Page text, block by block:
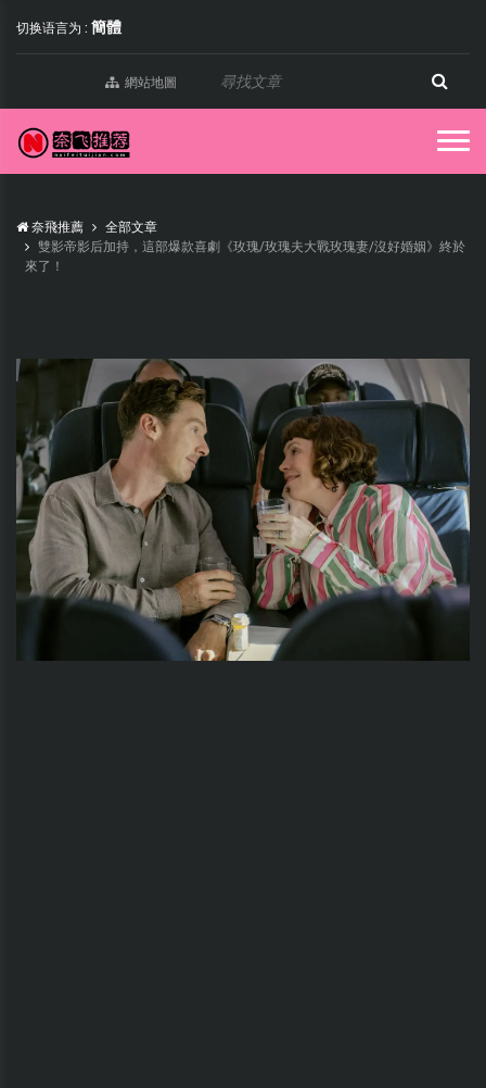
切换语言为 : 簡體
網站地圖
奈飛推薦
全部文章
雙影帝影后加持，這部爆款喜劇《玫瑰/玫瑰夫大戰玫瑰妻/沒好婚姻》終於
來了！